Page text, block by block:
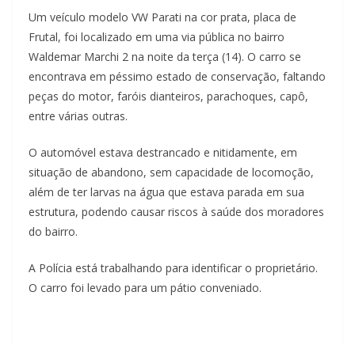
Um veículo modelo VW Parati na cor prata, placa de
Frutal, foi localizado em uma via pública no bairro
Waldemar Marchi 2 na noite da terça (14). O carro se
encontrava em péssimo estado de conservação, faltando
peças do motor, faróis dianteiros, parachoques, capô,
entre várias outras.
O automóvel estava destrancado e nitidamente, em
situação de abandono, sem capacidade de locomoção,
além de ter larvas na água que estava parada em sua
estrutura, podendo causar riscos à saúde dos moradores
do bairro.
A Polícia está trabalhando para identificar o proprietário.
O carro foi levado para um pátio conveniado.